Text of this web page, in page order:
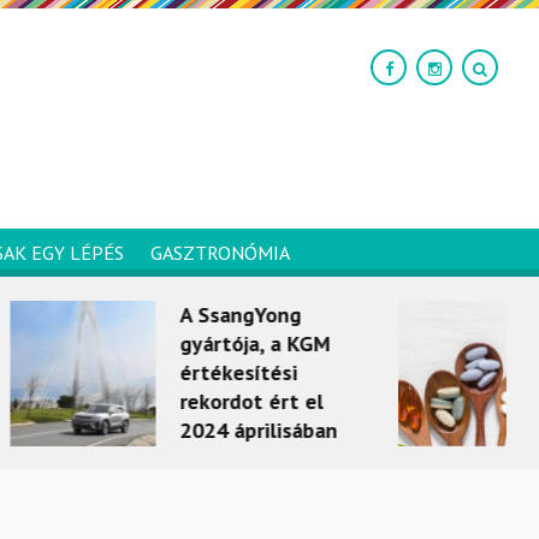
EGY LÉPÉS GASZTRONÓMIA
ért el
vitaminok és a
KIS SZÍNES